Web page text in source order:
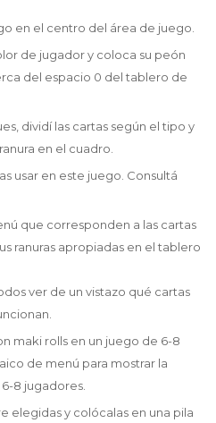
en el centro del área de juego.
de jugador y coloca su peón
del espacio 0 del tablero de
dividí las cartas según el tipo y
en el cuadro.
usar en este juego. Consultá
que corresponden a las cartas
ranuras apropiadas en el tablero
ver de un vistazo qué cartas
maki rolls en un juego de 6-8
de menú para mostrar la
8 jugadores.
elegidas y colócalas en una pila